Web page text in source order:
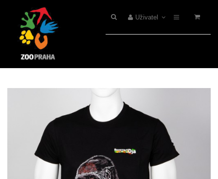
Uživatel